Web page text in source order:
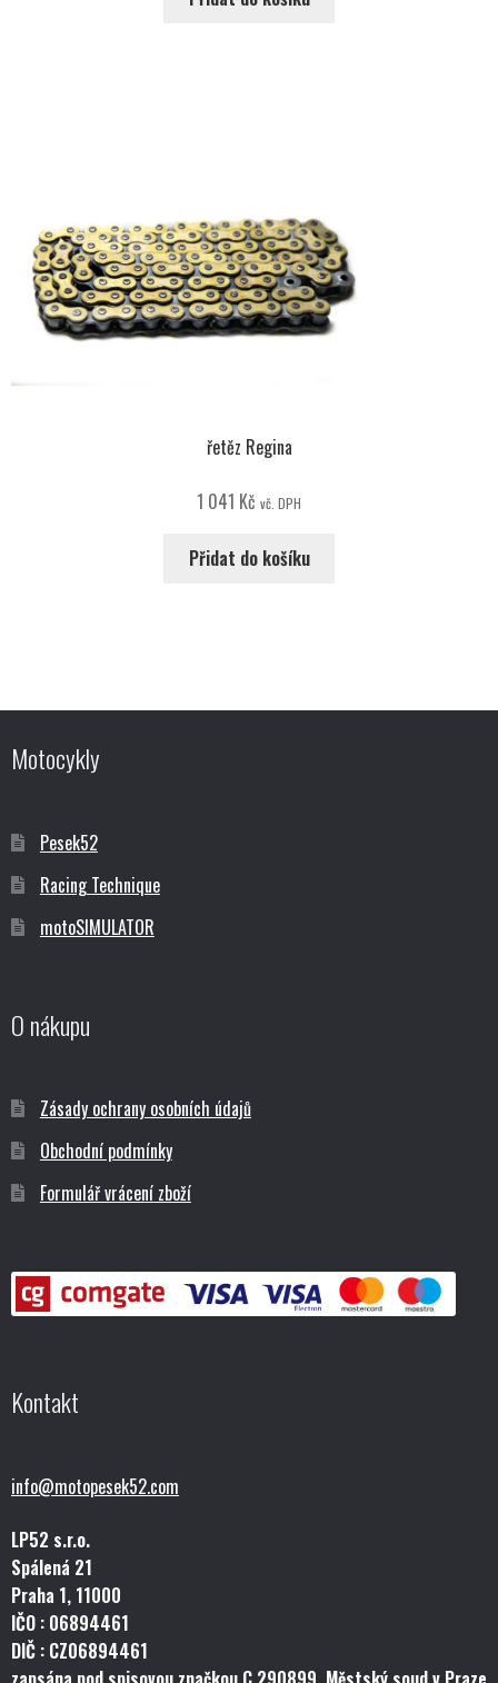
řetěz Regina
1 041 Kč vč. DPH
Přidat do košíku
Motocykly
Pesek52
Racing Technique
motoSIMULATOR
O nákupu
Zásady ochrany osobních údajů
Obchodní podmínky
Formulář vrácení zboží
Kontakt
info@motopesek52.com
LP52 s.r.o.
Spálená 21
Praha 1, 11000
IČO : 06894461
DIČ : CZ06894461